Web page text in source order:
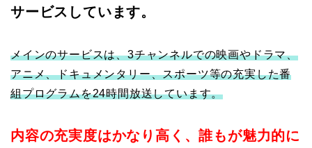
サービスしています。
メインのサービスは、3チャンネルでの映画やドラマ、
アニメ、ドキュメンタリー、スポーツ等の充実した番
組プログラムを24時間放送しています。
内容の充実度はかなり高く、誰もが魅力的に